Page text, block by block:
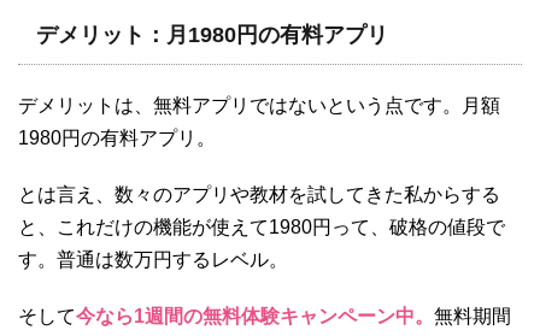
デメリット：月1980円の有料アプリ
デメリットは、無料アプリではないという点です。月額
1980円の有料アプリ。
とは言え、数々のアプリや教材を試してきた私からする
と、これだけの機能が使えて1980円って、破格の値段で
す。普通は数万円するレベル。
そして今なら1週間の無料体験キャンペーン中。 無料期間